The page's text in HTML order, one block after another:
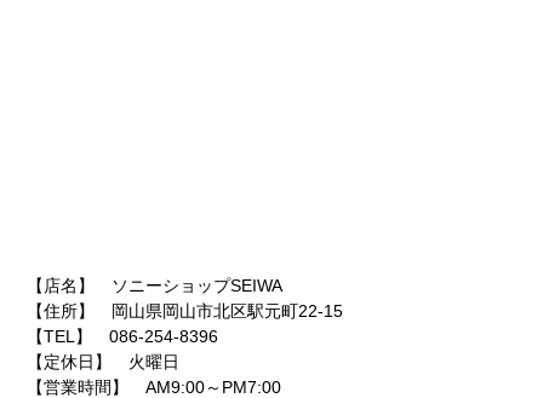
【店名】 ソニーショップSEIWA
【住所】 岡山県岡山市北区駅元町22-15
【TEL】 086-254-8396
【定休日】 火曜日
【営業時間】 AM9:00～PM7:00